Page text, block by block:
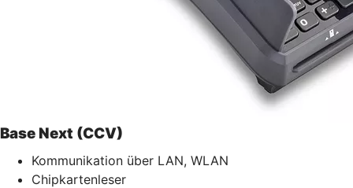
Base Next (CCV)
Kommunikation über LAN, WLAN
Chipkartenleser